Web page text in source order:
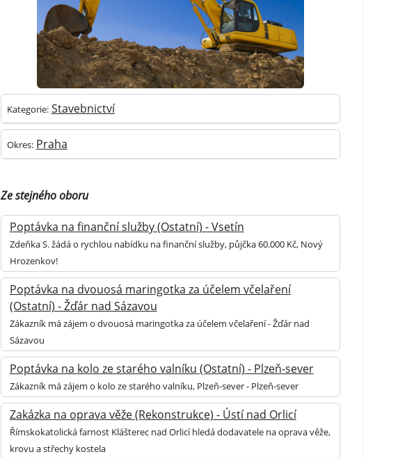
Kategorie: Stavebnictví
Okres: Praha
Ze stejného oboru
Poptávka na finanční služby (Ostatní) - Vsetín
Zdeňka S. žádá o rychlou nabídku na finanční služby, půjčka 60.000 Kč, Nový
Hrozenkov!
Poptávka na dvouosá maringotka za účelem včelaření
(Ostatní) - Žďár nad Sázavou
Zákazník má zájem o dvouosá maringotka za účelem včelaření - Žďár nad
Sázavou
Poptávka na kolo ze starého valníku (Ostatní) - Plzeň-sever
Zákazník má zájem o kolo ze starého valníku, Plzeň-sever - Plzeň-sever
Zakázka na oprava věže (Rekonstrukce) - Ústí nad Orlicí
Římskokatolická farnost Klášterec nad Orlicí hledá dodavatele na oprava věže,
krovu a střechy kostela